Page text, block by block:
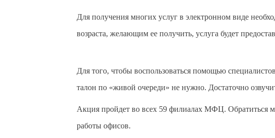
Для получения многих услуг в электронном виде
возраста, желающим ее получить, услуга будет
Для того, чтобы воспользоваться помощью
талон по «живой очереди» не нужно. Достаточно
Акция пройдет во всех 59 филиалах МФЦ. Обратиться
работы офисов.